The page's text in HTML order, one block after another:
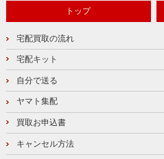
トップ
宅配買取の流れ
宅配キット
自分で送る
ヤマト集配
買取お申込書
キャンセル方法